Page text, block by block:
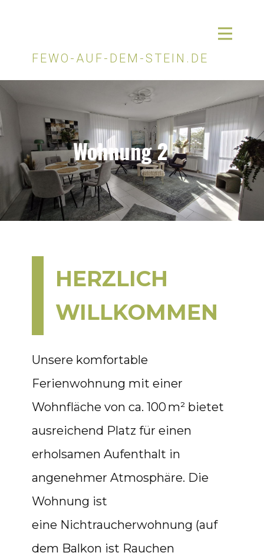
FEWO-AUF-DEM-STEIN.DE
Wohnung 2
HERZLICH
WILLKOMMEN
Unsere komfortable
Ferienwohnung mit einer
Wohnfläche von ca. 100 m² bietet
ausreichend Platz für einen
erholsamen Aufenthalt in
angenehmer Atmosphäre. Die
Wohnung ist
eine Nichtraucherwohnung (auf
dem Balkon ist Rauchen